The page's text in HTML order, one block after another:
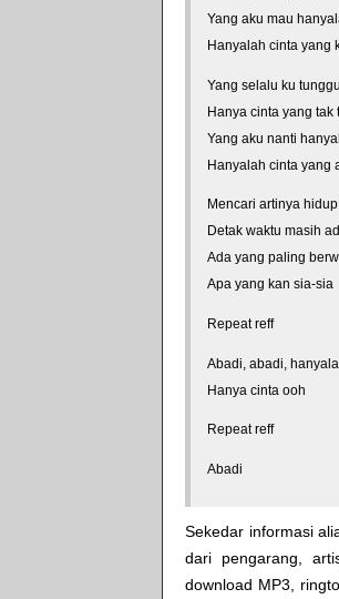
Yang aku mau
Hanyalah cinta yang
Yang selalu ku
Hanya cinta yang tak
Yang aku nanti
Hanyalah cinta yang
Mencari artinya
Detak waktu masih
Ada yang paling
Apa yang kan sia-sia
Repeat reff
Abadi, abadi,
Hanya cinta ooh
Repeat reff
Abadi
Sekedar informasi
dari pengarang,
download MP3,